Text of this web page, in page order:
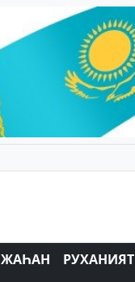
ЖАҺАН РУХАНИЯТ